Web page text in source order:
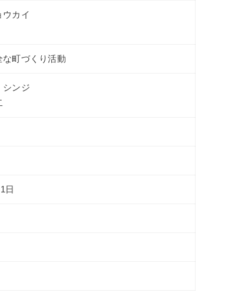
ウカイ
な町づくり活動
ンジ
日